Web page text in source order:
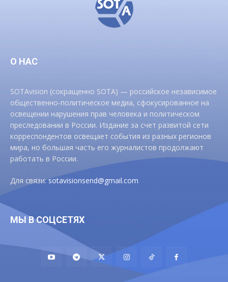
О НАС
SOTAvision (сокращенно SOTA) — российское независимое
общественно-политическое медиа, сфокусированное на
освещении нарушения прав человека и политическом
преследовании в России. Издание за счет развитой сети
корреспондентов освещает события из разных регионов
мира, но большая часть его журналистов продолжают
работать в России.
Для связи:sotavisionsend@gmail.com
МЫ В СОЦСЕТЯХ